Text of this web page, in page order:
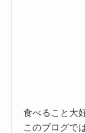
食べること大
このブログで